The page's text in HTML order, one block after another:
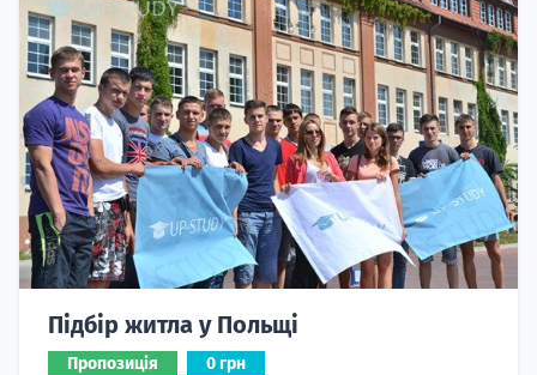
Підбір житла у Польщі
Пропозиція 0 грн